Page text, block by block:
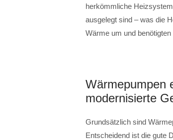
herkömmliche
ausgelegt sind – was die
Wärme um und
Wärmepumpen
modernisierte
Grundsätzlich sind
Entscheidend ist die gute